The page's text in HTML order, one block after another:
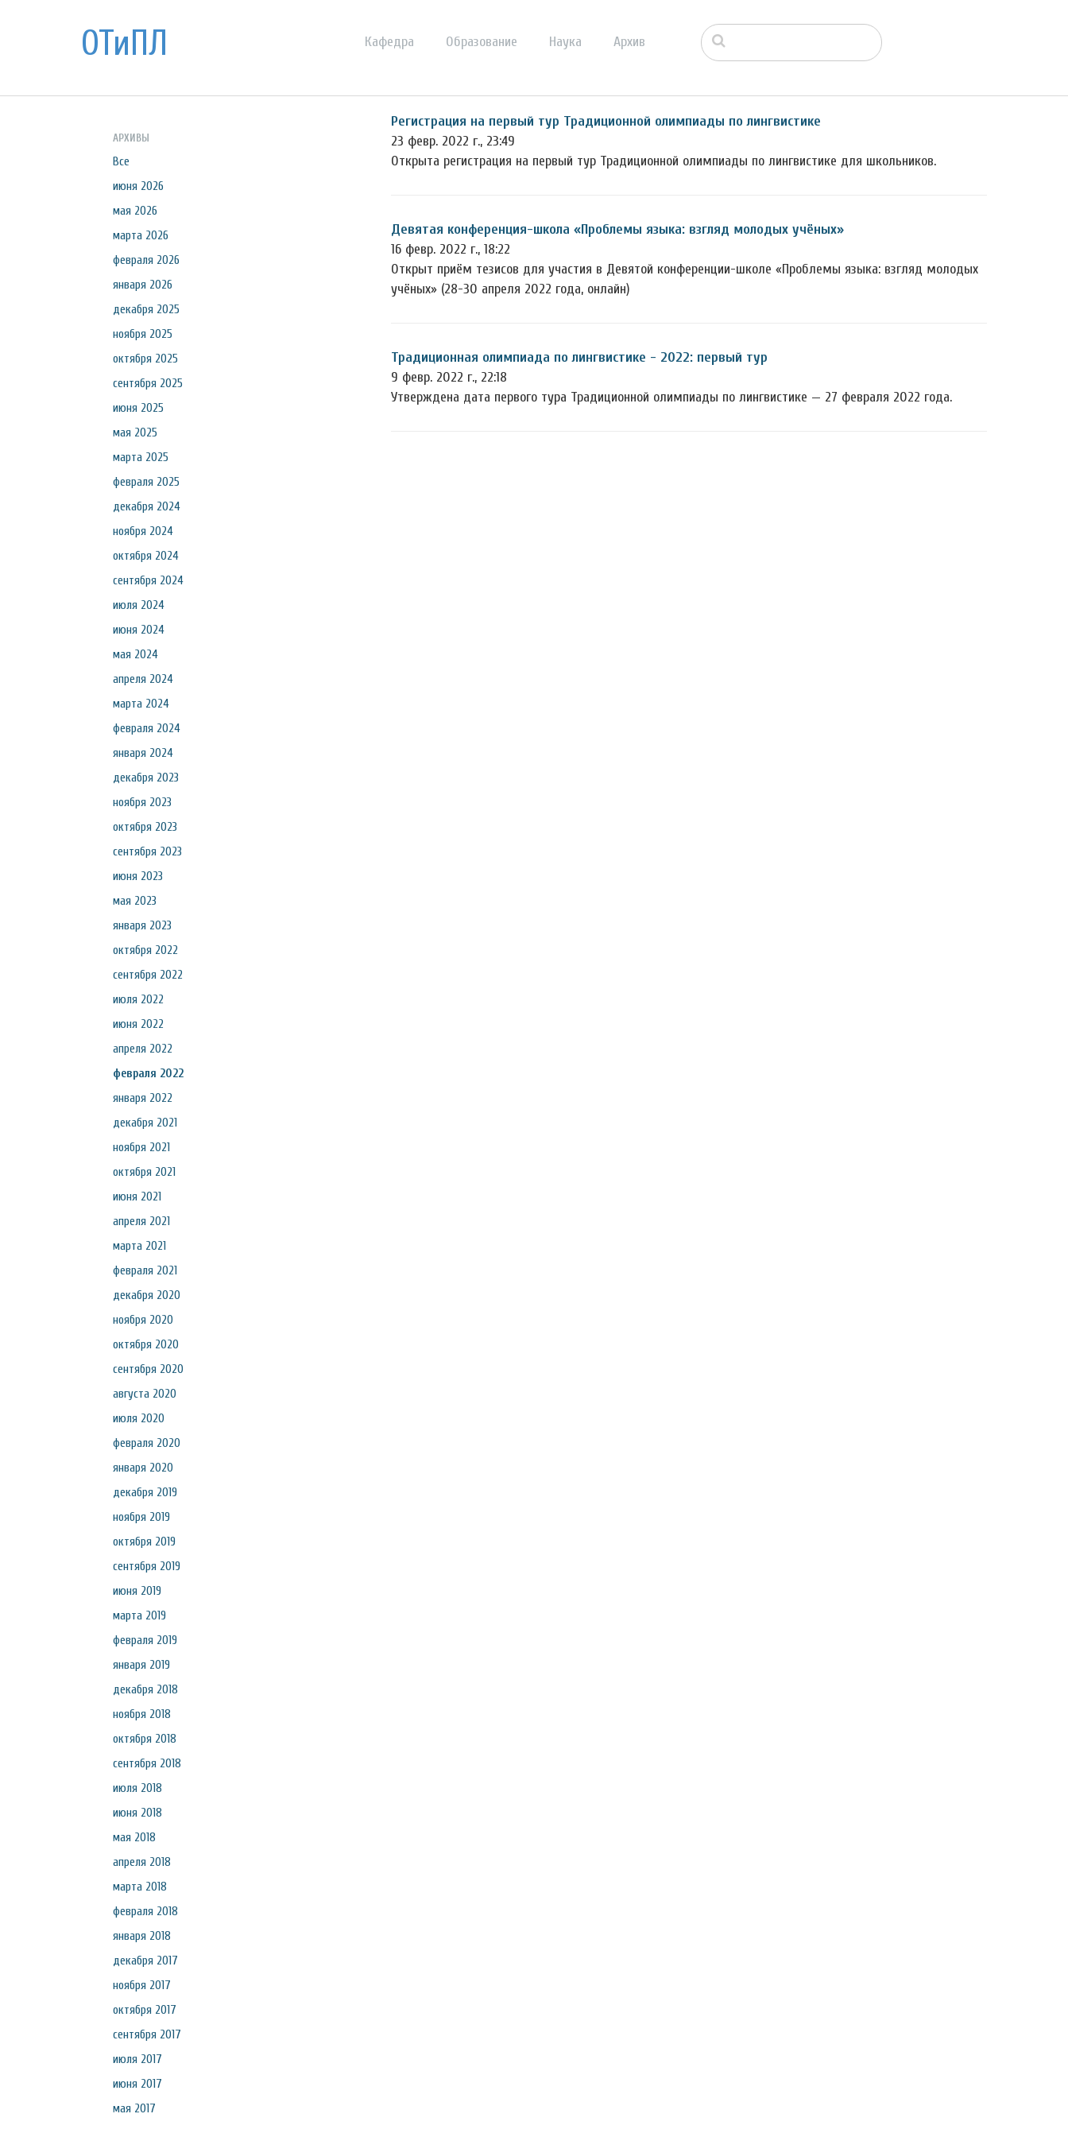
ОТиПЛ Кафедра Образование Наука Архив
АРХИВЫ
Все
июня 2026
мая 2026
марта 2026
февраля 2026
января 2026
декабря 2025
ноября 2025
октября 2025
сентября 2025
июня 2025
мая 2025
марта 2025
февраля 2025
декабря 2024
ноября 2024
октября 2024
сентября 2024
июля 2024
июня 2024
мая 2024
апреля 2024
марта 2024
февраля 2024
января 2024
декабря 2023
ноября 2023
октября 2023
сентября 2023
июня 2023
мая 2023
января 2023
октября 2022
сентября 2022
июля 2022
июня 2022
апреля 2022
февраля 2022
января 2022
декабря 2021
ноября 2021
октября 2021
июня 2021
апреля 2021
марта 2021
февраля 2021
декабря 2020
ноября 2020
октября 2020
сентября 2020
августа 2020
июля 2020
февраля 2020
января 2020
декабря 2019
ноября 2019
октября 2019
сентября 2019
июня 2019
марта 2019
февраля 2019
января 2019
декабря 2018
ноября 2018
октября 2018
сентября 2018
июля 2018
июня 2018
мая 2018
апреля 2018
марта 2018
февраля 2018
января 2018
декабря 2017
ноября 2017
октября 2017
сентября 2017
июля 2017
июня 2017
мая 2017
Регистрация на первый тур Традиционной олимпиады по лингвистике
23 февр. 2022 г., 23:49
Открыта регистрация на первый тур Традиционной олимпиады по лингвистике для школьников.
Девятая конференция-школа «Проблемы языка: взгляд молодых учёных»
16 февр. 2022 г., 18:22
Открыт приём тезисов для участия в Девятой конференции-школе «Проблемы языка: взгляд молодых
учёных» (28-30 апреля 2022 года, онлайн)
Традиционная олимпиада по лингвистике - 2022: первый тур
9 февр. 2022 г., 22:18
Утверждена дата первого тура Традиционной олимпиады по лингвистике — 27 февраля 2022 года.